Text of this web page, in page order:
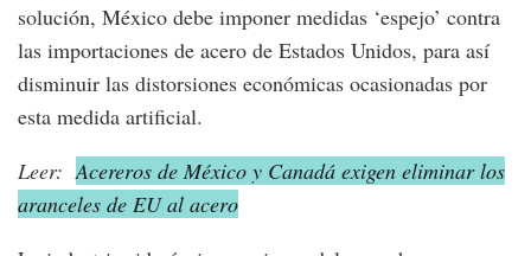
solución, México debe imponer medidas ‘espejo’ contra
las importaciones de acero de Estados Unidos, para así
disminuir las distorsiones económicas ocasionadas por
esta medida artificial.
Leer: Acereros de México y Canadá exigen eliminar los
aranceles de EU al acero